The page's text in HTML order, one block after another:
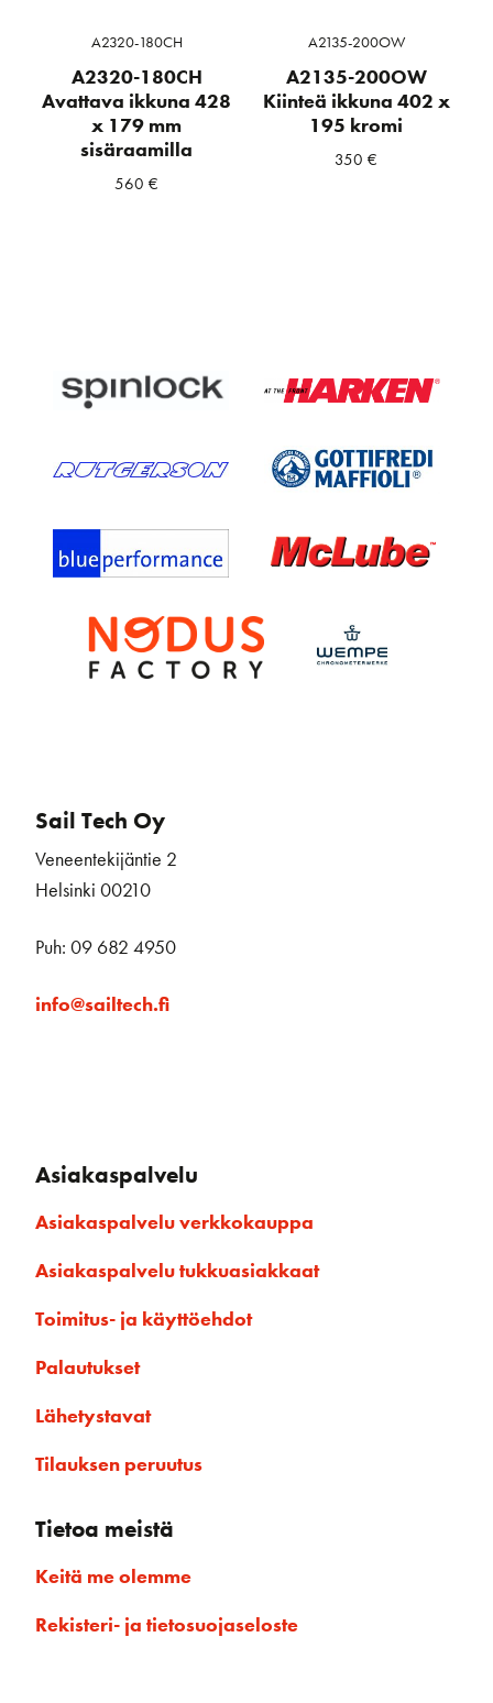
A2320-180CH
A2320-180CH
Avattava ikkuna 428
x 179 mm
sisäraamilla
560€
A2135-200OW
A2135-200OW
Kiinteä ikkuna 402 x
195 kromi
350€
Sail Tech Oy
Veneentekijäntie 2
Helsinki 00210
Puh: 09 682 4950
info@sailtech.fi
Asiakaspalvelu
Asiakaspalvelu verkkokauppa
Asiakaspalvelu tukkuasiakkaat
Toimitus- ja käyttöehdot
Palautukset
Lähetystavat
Tilauksen peruutus
Tietoa meistä
Keitä me olemme
Rekisteri- ja tietosuojaseloste